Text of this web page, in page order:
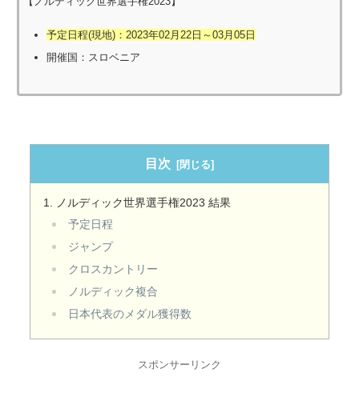
予定日程(現地)：2023年02月22日～03月05日
開催国：スロベニア
目次
ノルディック世界選手権2023 結果
予定日程
ジャンプ
クロスカントリー
ノルディック複合
日本代表のメダル獲得数
スポンサーリンク